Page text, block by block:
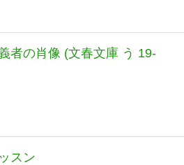
者の肖像 (文春文庫 う 19-
スン